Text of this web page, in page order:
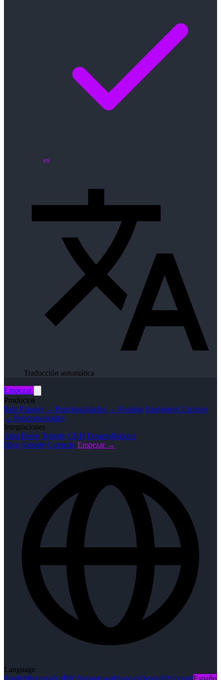
es
Traducción automática
Empezar
Productos
Path Planner → Funcionalidades → Routing Equipment Explorer
→ Funcionalidades
Integraciones
John Deere Trimble CNH Desarrolladores
Blog Soporte Contacto Empezar →
Language
EnglishPortuguês (BR)УкраїнськаFrançaisDeutschРусскийEspaño